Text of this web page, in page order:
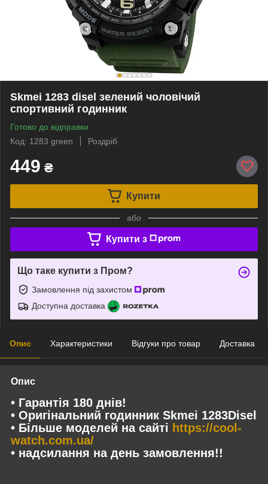
Skmei 1283 disel зелений чоловічий
спортивний годинник
Готово до відправки
Код: 1283 green
Роздріб
449 ₴
Купити
або
Купити з
Що таке купити з Пром?
Замовлення під захистом
Доступна доставка
Опис Характеристики Відгуки про товар Доставка
Опис
• Гарантія 180 днів!
• Оригінальний годинник Skmei 1283Disel
• Більше моделей на сайті https://cool-
watch.com.ua/
• надсилання на день замовлення!!